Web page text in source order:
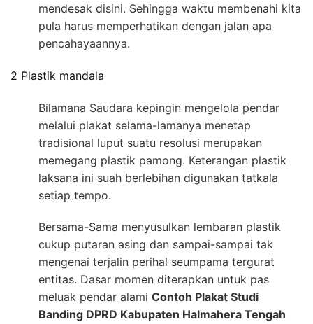
mendesak disini. Sehingga waktu membenahi kita
pula harus memperhatikan dengan jalan apa
pencahayaannya.
2 Plastik mandala
Bilamana Saudara kepingin mengelola pendar
melalui plakat selama-lamanya menetap
tradisional luput suatu resolusi merupakan
memegang plastik pamong. Keterangan plastik
laksana ini suah berlebihan digunakan tatkala
setiap tempo.
Bersama-Sama menyusulkan lembaran plastik
cukup putaran asing dan sampai-sampai tak
mengenai terjalin perihal seumpama tergurat
entitas. Dasar momen diterapkan untuk pas
meluak pendar alami Contoh Plakat Studi
Banding DPRD Kabupaten Halmahera Tengah